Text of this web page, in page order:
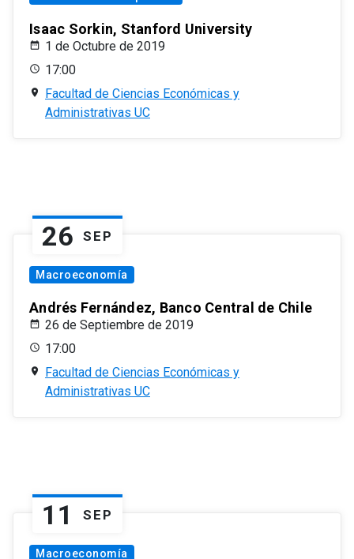
Isaac Sorkin, Stanford University
1 de Octubre de 2019
17:00
Facultad de Ciencias Económicas y
Administrativas UC
26 SEP
Macroeconomía
Andrés Fernández, Banco Central de Chile
26 de Septiembre de 2019
17:00
Facultad de Ciencias Económicas y
Administrativas UC
11 SEP
Macroeconomía